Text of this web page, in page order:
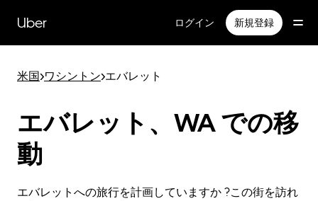
Uber ログイン 新規登録
米国>ワシントン>エバレット
エバレット、WA での移
動
エバレットへの旅行を計画していますか ?この街を訪れ